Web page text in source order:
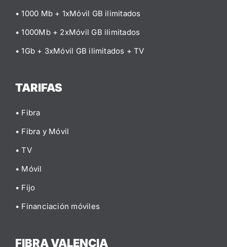
• 1000 Mb + 1xMóvil GB ilimitados
• 1000Mb + 2xMóvil GB ilimitados
• 1Gb + 3xMóvil GB ilimitados + TV
TARIFAS
• Fibra
• Fibra y Móvil
• TV
• Móvil
• Fijo
• Financiación móviles
FIBRA VALENCIA